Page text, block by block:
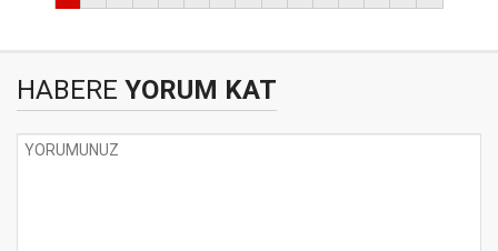
HABERE YORUM KAT